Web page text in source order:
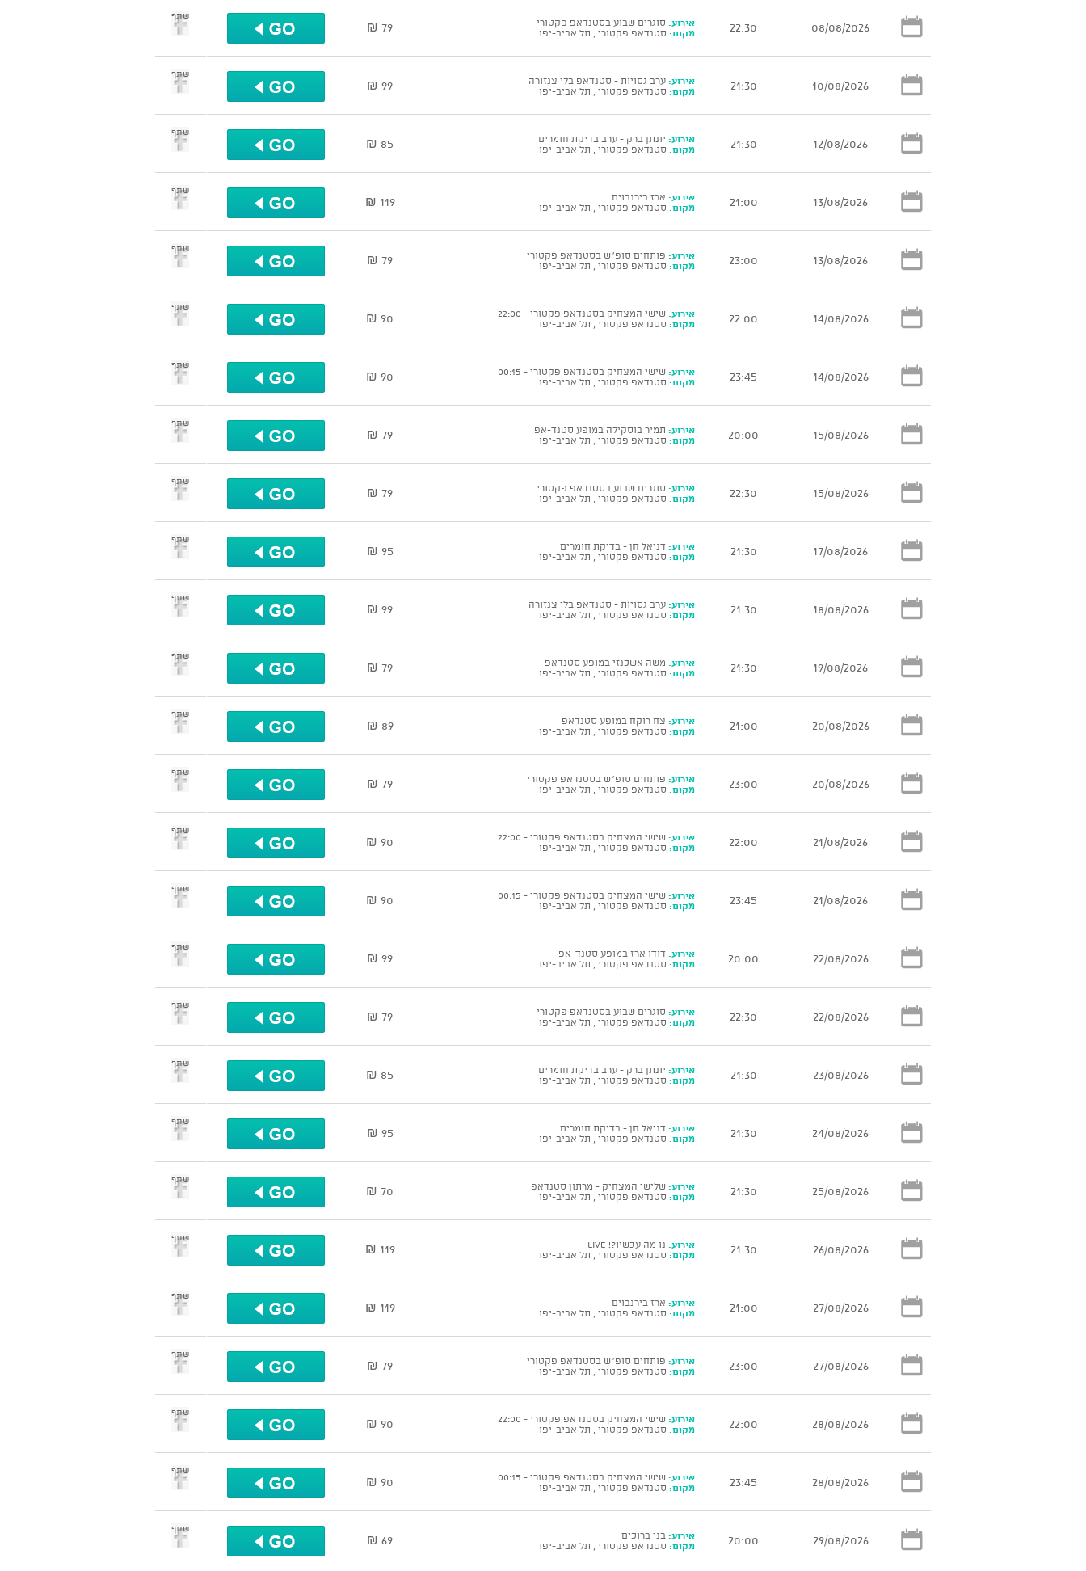
08/08/2026
22:30 אירוע: סוגרים שבוע בסטנדאפ פקטורי
מקום: סטנדאפ פקטורי , תל אביב-יפו 79 ₪
שתף
10/08/2026
21:30 אירוע: ערב גסויות - סטנדאפ בלי צנזורה
מקום: סטנדאפ פקטורי , תל אביב-יפו 99 ₪
שתף
12/08/2026
21:30 אירוע: יונתן ברק - ערב בדיקת חומרים
מקום: סטנדאפ פקטורי , תל אביב-יפו 85 ₪
שתף
13/08/2026
21:00 אירוע: ארז בירנבוים
מקום: סטנדאפ פקטורי , תל אביב-יפו 119 ₪
שתף
13/08/2026
23:00 אירוע: פותחים סופ"ש בסטנדאפ פקטורי
מקום: סטנדאפ פקטורי , תל אביב-יפו 79 ₪
שתף
14/08/2026
22:00 אירוע: שישי המצחיק בסטנדאפ פקטורי - 22:00
מקום: סטנדאפ פקטורי , תל אביב-יפו 90 ₪
שתף
14/08/2026
23:45 אירוע: שישי המצחיק בסטנדאפ פקטורי - 00:15
מקום: סטנדאפ פקטורי , תל אביב-יפו 90 ₪
שתף
15/08/2026
20:00 אירוע: תמיר בוסקילה במופע סטנד-אפ
מקום: סטנדאפ פקטורי , תל אביב-יפו 79 ₪
שתף
15/08/2026
22:30 אירוע: סוגרים שבוע בסטנדאפ פקטורי
מקום: סטנדאפ פקטורי , תל אביב-יפו 79 ₪
שתף
17/08/2026
21:30 אירוע: דניאל חן - בדיקת חומרים
מקום: סטנדאפ פקטורי , תל אביב-יפו 95 ₪
שתף
18/08/2026
21:30 אירוע: ערב גסויות - סטנדאפ בלי צנזורה
מקום: סטנדאפ פקטורי , תל אביב-יפו 99 ₪
שתף
19/08/2026
21:30 אירוע: משה אשכנזי במופע סטנדאפ
מקום: סטנדאפ פקטורי , תל אביב-יפו 79 ₪
שתף
20/08/2026
21:00 אירוע: צח רוקח במופע סטנדאפ
מקום: סטנדאפ פקטורי , תל אביב-יפו 89 ₪
שתף
20/08/2026
23:00 אירוע: פותחים סופ"ש בסטנדאפ פקטורי
מקום: סטנדאפ פקטורי , תל אביב-יפו 79 ₪
שתף
21/08/2026
22:00 אירוע: שישי המצחיק בסטנדאפ פקטורי - 22:00
מקום: סטנדאפ פקטורי , תל אביב-יפו 90 ₪
שתף
21/08/2026
23:45 אירוע: שישי המצחיק בסטנדאפ פקטורי - 00:15
מקום: סטנדאפ פקטורי , תל אביב-יפו 90 ₪
שתף
22/08/2026
20:00 אירוע: דודו ארז במופע סטנד-אפ
מקום: סטנדאפ פקטורי , תל אביב-יפו 99 ₪
שתף
22/08/2026
22:30 אירוע: סוגרים שבוע בסטנדאפ פקטורי
מקום: סטנדאפ פקטורי , תל אביב-יפו 79 ₪
שתף
23/08/2026
21:30 אירוע: יונתן ברק - ערב בדיקת חומרים
מקום: סטנדאפ פקטורי , תל אביב-יפו 85 ₪
שתף
24/08/2026
21:30 אירוע: דניאל חן - בדיקת חומרים
מקום: סטנדאפ פקטורי , תל אביב-יפו 95 ₪
שתף
25/08/2026
21:30 אירוע: שלישי המצחיק - מרתון סטנדאפ
מקום: סטנדאפ פקטורי , תל אביב-יפו 70 ₪
שתף
26/08/2026
21:30 אירוע: נו מה עכשיו?! Live
מקום: סטנדאפ פקטורי , תל אביב-יפו 119 ₪
שתף
27/08/2026
21:00 אירוע: ארז בירנבוים
מקום: סטנדאפ פקטורי , תל אביב-יפו 119 ₪
שתף
27/08/2026
23:00 אירוע: פותחים סופ"ש בסטנדאפ פקטורי
מקום: סטנדאפ פקטורי , תל אביב-יפו 79 ₪
שתף
28/08/2026
22:00 אירוע: שישי המצחיק בסטנדאפ פקטורי - 22:00
מקום: סטנדאפ פקטורי , תל אביב-יפו 90 ₪
שתף
28/08/2026
23:45 אירוע: שישי המצחיק בסטנדאפ פקטורי - 00:15
מקום: סטנדאפ פקטורי , תל אביב-יפו 90 ₪
שתף
29/08/2026
20:00 אירוע: בני ברוכים
מקום: סטנדאפ פקטורי , תל אביב-יפו 69 ₪
שתף